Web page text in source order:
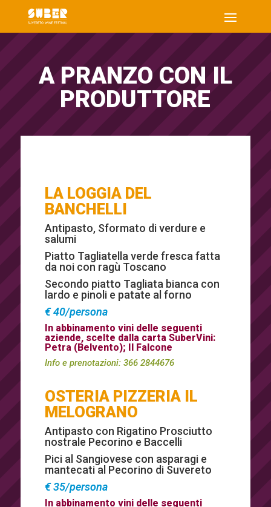
A PRANZO CON IL
PRODUTTORE
LA LOGGIA DEL
BANCHELLI
Antipasto, Sformato di verdure e
salumi
Piatto Tagliatella verde fresca fatta
da noi con ragù Toscano
Secondo piatto Tagliata bianca con
lardo e pinoli e patate al forno
€ 40/persona
In abbinamento vini delle seguenti
aziende, scelte dalla carta SuberVini:
Petra (Belvento); Il Falcone
Info e prenotazioni: 366 2844676
OSTERIA PIZZERIA IL
MELOGRANO
Antipasto con Rigatino Prosciutto
nostrale Pecorino e Baccelli
Pici al Sangiovese con asparagi e
mantecati al Pecorino di Suvereto
€ 35/persona
In abbinamento vini delle seguenti